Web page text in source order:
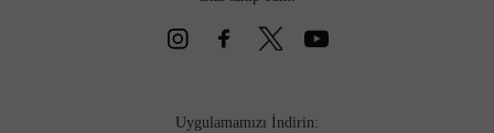
Uygulamamızı İndirin: